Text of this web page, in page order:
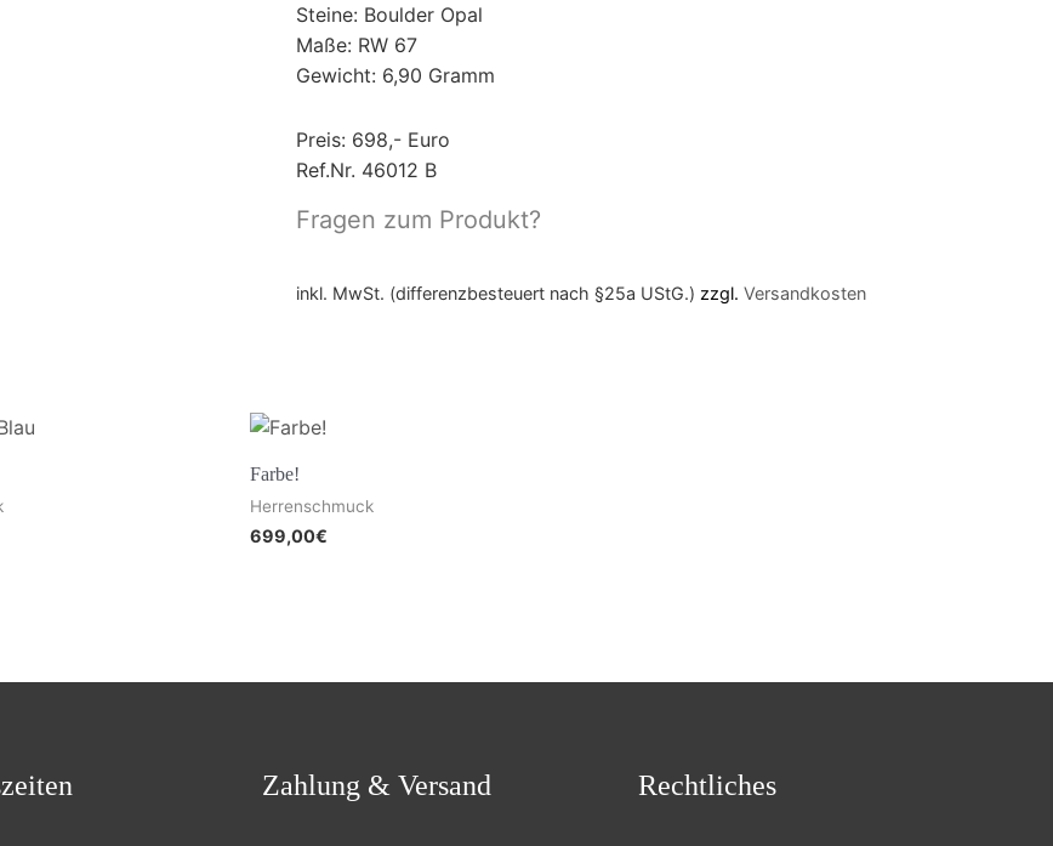
Steine: Boulder Opal
Maße: RW 67
Gewicht: 6,90 Gramm
Preis: 698,- Euro
Ref.Nr. 46012 B
Fragen zum Produkt?
inkl. MwSt. (differenzbesteuert nach §25a UStG.) zzgl. Versandkosten
Farbe!
Herrenschmuck
699,00€
Zahlung & Versand Rechtliches